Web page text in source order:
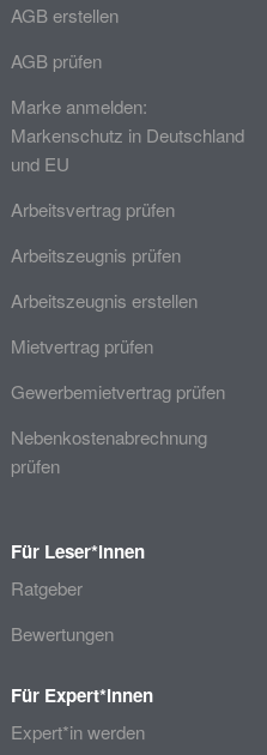
AGB erstellen
AGB prüfen
Marke anmelden:
Markenschutz in Deutschland
und EU
Arbeitsvertrag prüfen
Arbeitszeugnis prüfen
Arbeitszeugnis erstellen
Mietvertrag prüfen
Gewerbemietvertrag prüfen
Nebenkostenabrechnung
prüfen
Für Leser*innen
Ratgeber
Bewertungen
Für Expert*innen
Expert*in werden